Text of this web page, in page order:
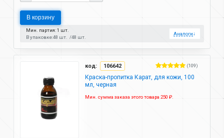
В корзину
Мин. партия: 1 шт.
В упаковке:48 шт. 48 шт.
Аналоги↓
код: 106642 (109)
Краска-пропитка Карат, для кожи, 100
мл, черная
Мин. сумма заказа этого товара 250 ₽.